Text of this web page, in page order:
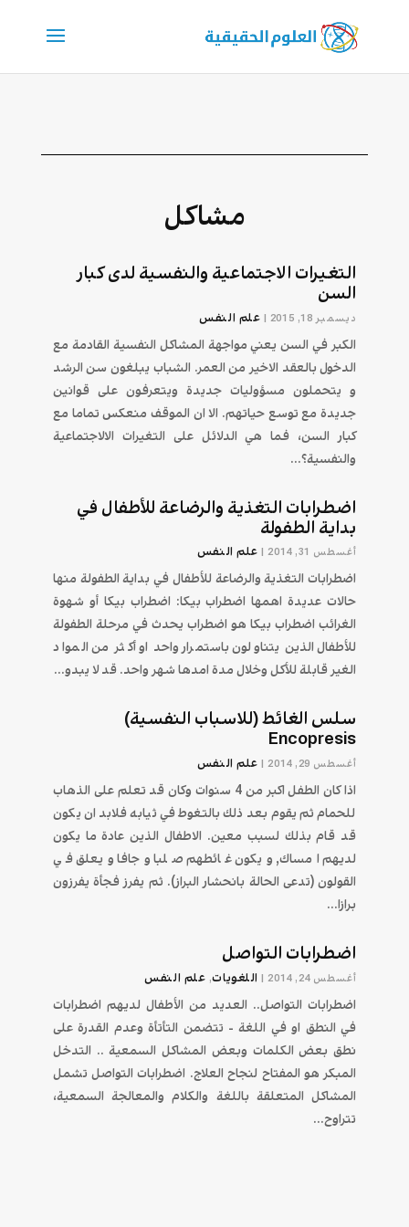
مشاكل
التغيرات الاجتماعية والنفسية لدى كبار
السن
ديسمبر 18, 2015 | علم النفس
الكبر في السن يعني مواجهة المشاكل النفسية القادمة مع
الدخول بالعقد الاخير من العمر. الشباب يبلغون سن الرشد
و يتحملون مسؤوليات جديدة ويتعرفون على قوانين
جديدة مع توسع حياتهم. الا ان الموقف منعكس تماما مع
كبار السن، فما هي الدلائل على التغيرات الالاجتماعية
والنفسية؟...
اضطرابات التغذية والرضاعة للأطفال في
بداية الطفولة
أغسطس 31, 2014 | علم النفس
اضطرابات التغذية والرضاعة للأطفال في بداية الطفولة منها
حالات عديدة اهمها اضطراب بيكا: اضطراب بيكا أو شهوة
الغرائب اضطراب بيكا هو اضطراب يحدث في مرحلة الطفولة
للأطفال الذين يتناولون باستمرار واحد او أكثر من المواد
الغير قابلة للأكل وخلال مدة امدها شهر واحد. قد لا يبدو...
سلس الغائط (للاسباب النفسية)
Encopresis
أغسطس 29, 2014 | علم النفس
اذا كان الطفل اكبر من 4 سنوات وكان قد تعلم على الذهاب
للحمام ثم يقوم بعد ذلك بالتغوط في ثيابه فلابد ان يكون
قد قام بذلك لسبب معين. الاطفال الذين عادة ما يكون
لديهم امساك, ويكون غائطهم صلبا وجافا ويعلق في
القولون (تدعى الحالة بانحشار البراز). ثم يفرز فجأة يفرزون
برازا...
اضطرابات التواصل
أغسطس 24, 2014 | اللغويات, علم النفس
اضطرابات التواصل.. العديد من الأطفال لديهم اضطرابات
في النطق او في اللغة - تتضمن التأتأة وعدم القدرة على
نطق بعض الكلمات وبعض المشاكل السمعية .. التدخل
المبكر هو المفتاح لنجاح العلاج. اضطرابات التواصل تشمل
المشاكل المتعلقة باللغة والكلام والمعالجة السمعية،
تتراوح...